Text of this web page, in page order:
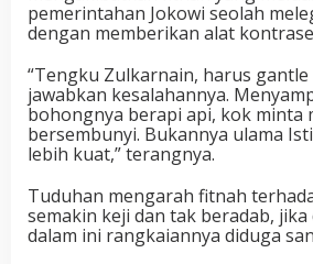
pemerintahan Jokowi seolah
dengan memberikan alat
“Tengku Zulkarnain, harus
jawabkan kesalahannya.
bohongnya berapi api, kok minta
bersembunyi. Bukannya ulama
lebih kuat,” terangnya.
Tuduhan mengarah fitnah
semakin keji dan tak beradab,
dalam ini rangkaiannya diduga